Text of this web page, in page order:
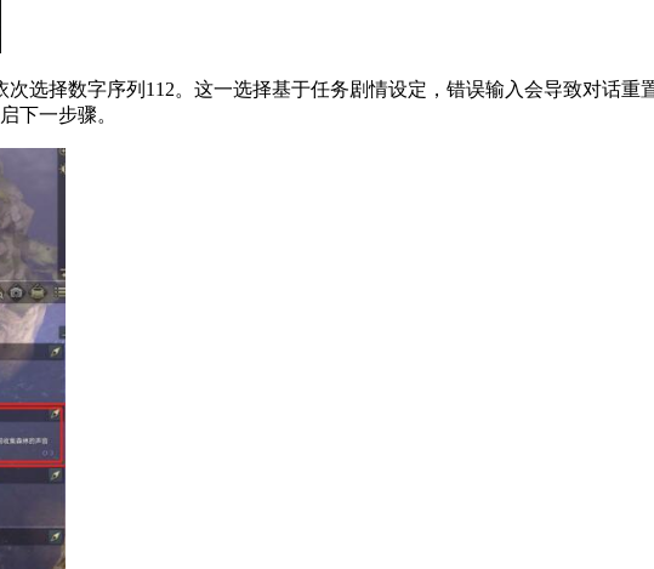
选择数字序列112。这一选择基于任务剧情设定，错误输入会导致对话重
下一步骤。